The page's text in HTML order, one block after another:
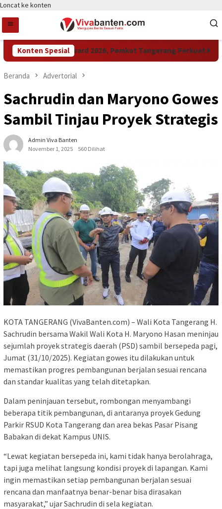
Loncat ke konten
Konten Spesial
Raih LPM Award 2026, Pemkot Tangerang Perkuat
Beranda Advertorial
Sachrudin dan Maryono Gowes
Sambil Tinjau Proyek Strategis
Admin Viva Banten
November 1, 2025
560 Dilihat
KOTA TANGERANG (VivaBanten.com) – Wali Kota Tangerang H.
Sachrudin bersama Wakil Wali Kota H. Maryono Hasan meninjau
sejumlah proyek strategis daerah (PSD) sambil bersepeda pagi,
Jumat (31/10/2025). Kegiatan gowes itu dilakukan untuk
memastikan progres pembangunan berjalan sesuai rencana
dan standar kualitas yang telah ditetapkan.
Dalam peninjauan tersebut, rombongan menyambangi
beberapa titik pembangunan, di antaranya proyek Gedung
Parkir RSUD Kota Tangerang dan area bekas Pasar Pisang
Babakan di dekat Kampus UNIS.
“Lewat kegiatan bersepeda ini, kami tidak hanya berolahraga,
tapi juga melihat langsung kondisi proyek di lapangan. Kami
ingin memastikan setiap pembangunan berjalan sesuai
rencana dan manfaatnya benar-benar bisa dirasakan
masyarakat,” ujar Sachrudin di sela kegiatan.